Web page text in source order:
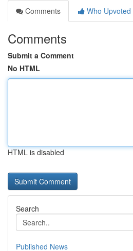
Comments
Who Upvoted
Comments
Submit a Comment
No HTML
HTML is disabled
Search
Published News